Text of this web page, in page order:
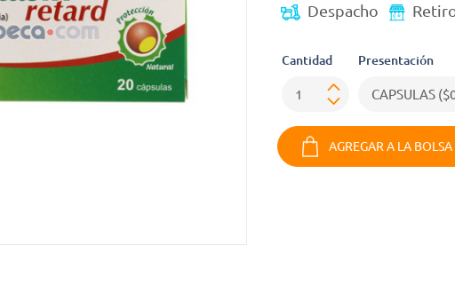
Despacho
Cantidad Presentación
AGREGAR A LA BOLSA